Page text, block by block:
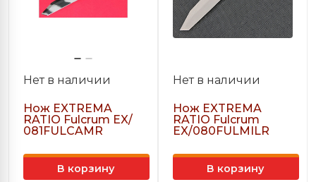
Нет в наличии
Нож EXTREMA
RATIO Fulcrum EX/
081FULCAMR
В корзину
Нет в наличии
Нож EXTREMA
RATIO Fulcrum
EX/080FULMILR
В корзину